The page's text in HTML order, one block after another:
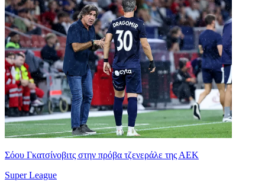
Σόου Γκατσίνοβιτς στην πρόβα τζενεράλε της ΑΕΚ
Super League